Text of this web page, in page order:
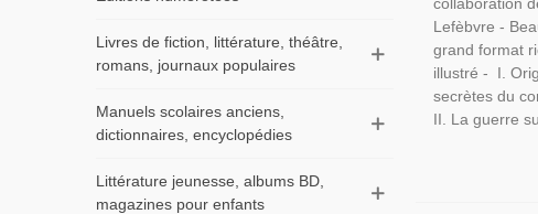
Livres de fiction, littérature, théâtre,
romans, journaux populaires
Manuels scolaires anciens,
dictionnaires, encyclopédies
Littérature jeunesse, albums BD,
magazines pour enfants
Lefèbvre -
grand format
illustré - I.
secrètes du
II. La guerre